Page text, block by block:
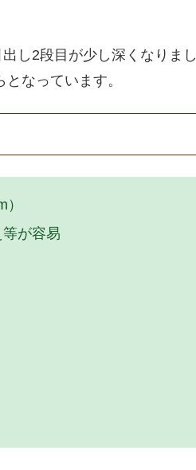
し2段目が少し深くなりまし
なっています。
が容易